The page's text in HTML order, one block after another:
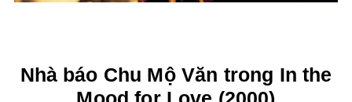
Nhà báo Chu Mộ Văn trong In the